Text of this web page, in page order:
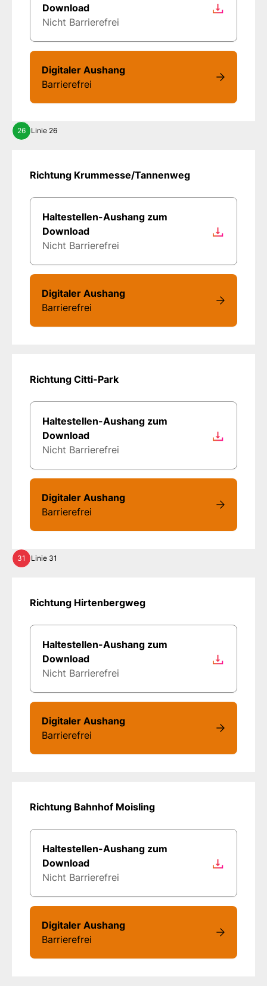
Download
Nicht Barrierefrei
Digitaler Aushang
Barrierefrei
26 Linie 26
Richtung Krummesse/Tannenweg
Haltestellen-Aushang zum
Download
Nicht Barrierefrei
Digitaler Aushang
Barrierefrei
Richtung Citti-Park
Haltestellen-Aushang zum
Download
Nicht Barrierefrei
Digitaler Aushang
Barrierefrei
31 Linie 31
Richtung Hirtenbergweg
Haltestellen-Aushang zum
Download
Nicht Barrierefrei
Digitaler Aushang
Barrierefrei
Richtung Bahnhof Moisling
Haltestellen-Aushang zum
Download
Nicht Barrierefrei
Digitaler Aushang
Barrierefrei